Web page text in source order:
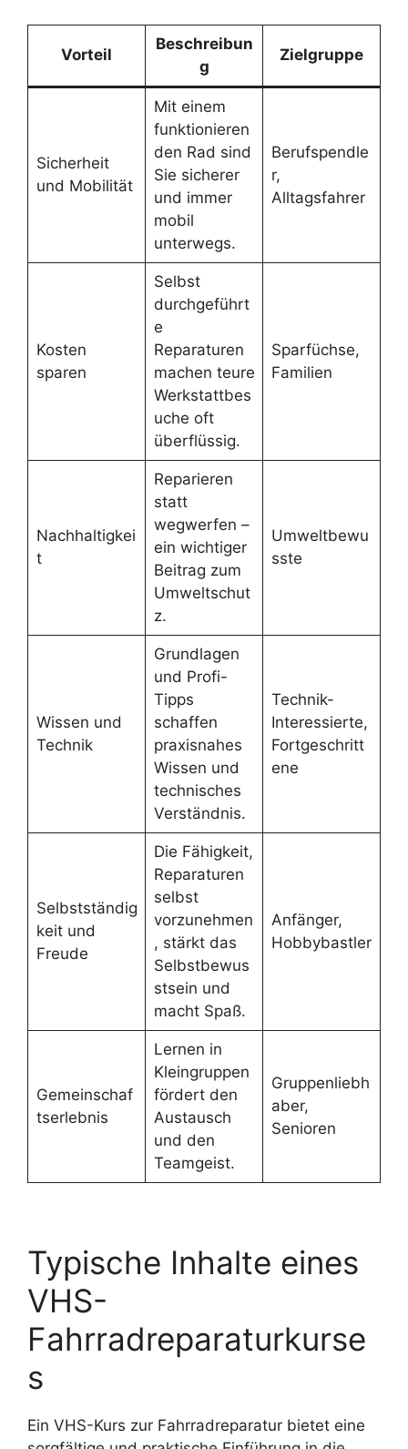
Vorteil
Beschreibun
g
Zielgruppe
Sicherheit
und Mobilität
Mit einem
funktionieren
den Rad sind
Sie sicherer
und immer
mobil
unterwegs.
Berufspendle
r,
Alltagsfahrer
Kosten
sparen
Selbst
durchgeführt
e
Reparaturen
machen teure
Werkstattbes
uche oft
überflüssig.
Sparfüchse,
Familien
Nachhaltigkei
t
Reparieren
statt
wegwerfen –
ein wichtiger
Beitrag zum
Umweltschut
z.
Umweltbewu
sste
Wissen und
Technik
Grundlagen
und Profi-
Tipps
schaffen
praxisnahes
Wissen und
technisches
Verständnis.
Technik-
Interessierte,
Fortgeschritt
ene
Selbstständig
keit und
Freude
Die Fähigkeit,
Reparaturen
selbst
vorzunehmen
, stärkt das
Selbstbewus
stsein und
macht Spaß.
Anfänger,
Hobbybastler
Gemeinschaf
tserlebnis
Lernen in
Kleingruppen
fördert den
Austausch
und den
Teamgeist.
Gruppenliebh
aber,
Senioren
Typische Inhalte eines
VHS-
Fahrradreparaturkurse
s
Ein VHS-Kurs zur Fahrradreparatur bietet eine